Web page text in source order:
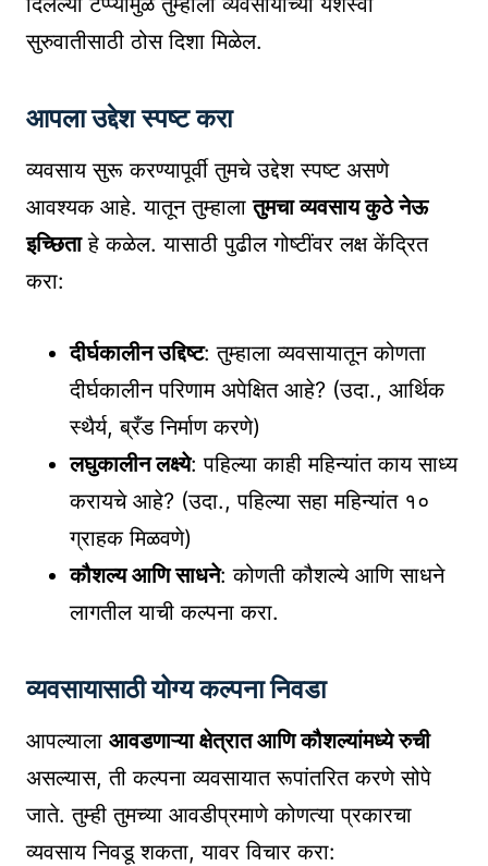
सुरुवातीसाठी ठोस दिशा मिळेल.
आपला उद्देश स्पष्ट करा
व्यवसाय सुरू करण्यापूर्वी तुमचे उद्देश स्पष्ट असणे
आवश्यक आहे. यातून तुम्हालातुमचा व्यवसाय कुठे नेऊ
इच्छिताहे कळेल. यासाठी पुढील गोष्टींवर लक्ष केंद्रित
करा:
दीर्घकालीन उद्दिष्ट: तुम्हाला व्यवसायातून कोणता
दीर्घकालीन परिणाम अपेक्षित आहे? (उदा., आर्थिक
स्थैर्य, ब्रँड निर्माण करणे)
लघुकालीन लक्ष्ये: पहिल्या काही महिन्यांत काय साध्य
करायचे आहे? (उदा., पहिल्या सहा महिन्यांत १०
ग्राहक मिळवणे)
कौशल्य आणि साधने: कोणती कौशल्ये आणि साधने
लागतील याची कल्पना करा.
व्यवसायासाठी योग्य कल्पना निवडा
आपल्याला आवडणाऱ्या क्षेत्रात आणि कौशल्यांमध्ये रुची
असल्यास, ती कल्पना व्यवसायात रूपांतरित करणे सोपे
जाते. तुम्ही तुमच्या आवडीप्रमाणे कोणत्या प्रकारचा
व्यवसाय निवडू शकता, यावर विचार करा: